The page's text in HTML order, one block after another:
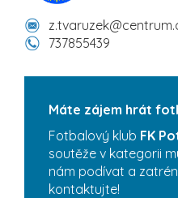
737855439
Máte zájem hrát
Fotbalový klub FK
soutěže v kategorii
nám podívat a
kontaktujte!